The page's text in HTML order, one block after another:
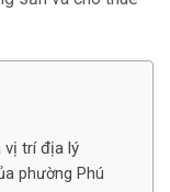
vị trí địa lý
phường Phú